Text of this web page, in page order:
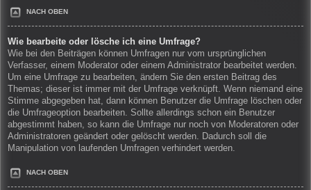
NACH OBEN
Wie bearbeite oder lösche ich eine Umfrage?
Wie bei den Beiträgen können Umfragen nur vom ursprünglichen
Verfasser, einem Moderator oder einem Administrator bearbeitet werden.
Um eine Umfrage zu bearbeiten, ändern Sie den ersten Beitrag des
Themas; dieser ist immer mit der Umfrage verknüpft. Wenn niemand eine
Stimme abgegeben hat, dann können Benutzer die Umfrage löschen oder
die Umfrageoption bearbeiten. Sollte allerdings schon ein Benutzer
abgestimmt haben, so kann die Umfrage nur noch von Moderatoren oder
Administratoren geändert oder gelöscht werden. Dadurch soll die
Manipulation von laufenden Umfragen verhindert werden.
NACH OBEN